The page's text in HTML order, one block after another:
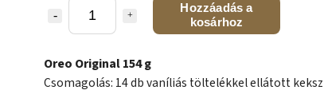
Hozzáadás a
kosárhoz
Oreo Original 154 g
Csomagolás: 14 db vaníliás töltelékkel ellátott keksz